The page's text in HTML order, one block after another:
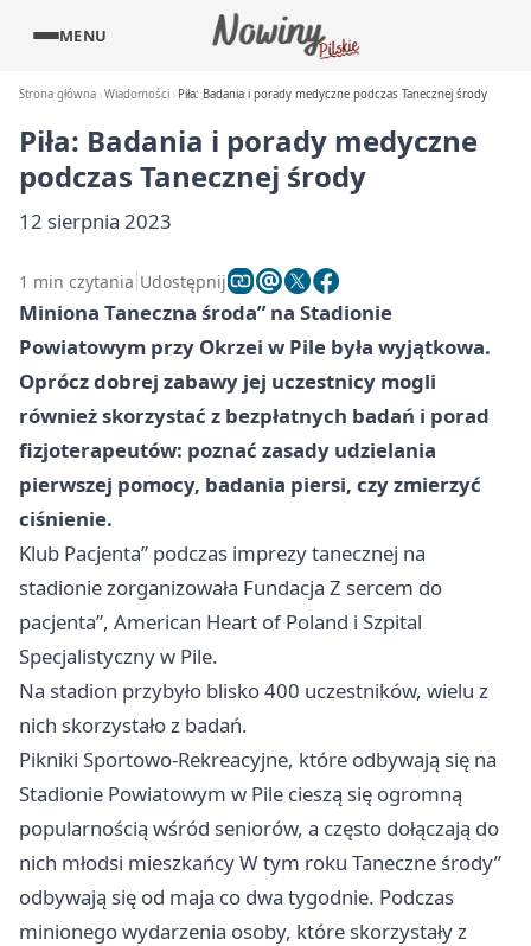
MENU
Strona główna Wiadomości Piła: Badania i porady medyczne podczas Tanecznej środy
Piła: Badania i porady medyczne
podczas Tanecznej środy
12 sierpnia 2023
1 min czytania Udostępnij
Miniona Taneczna środa” na Stadionie
Powiatowym przy Okrzei w Pile była wyjątkowa.
Oprócz dobrej zabawy jej uczestnicy mogli
również skorzystać z bezpłatnych badań i porad
fizjoterapeutów: poznać zasady udzielania
pierwszej pomocy, badania piersi, czy zmierzyć
ciśnienie.
Klub Pacjenta” podczas imprezy tanecznej na
stadionie zorganizowała Fundacja Z sercem do
pacjenta”, American Heart of Poland i Szpital
Specjalistyczny w Pile.
Na stadion przybyło blisko 400 uczestników, wielu z
nich skorzystało z badań.
Pikniki Sportowo-Rekreacyjne, które odbywają się na
Stadionie Powiatowym w Pile cieszą się ogromną
popularnością wśród seniorów, a często dołączają do
nich młodsi mieszkańcy W tym roku Taneczne środy”
odbywają się od maja co dwa tygodnie. Podczas
minionego wydarzenia osoby, które skorzystały z